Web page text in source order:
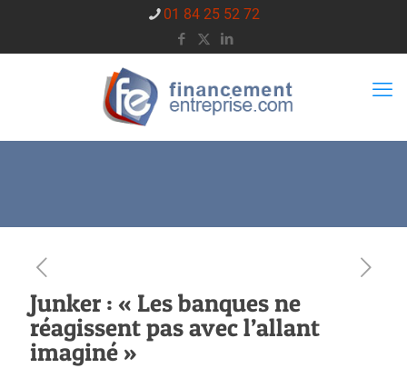
01 84 25 52 72
Junker : « Les banques ne
réagissent pas avec l’allant
imaginé »